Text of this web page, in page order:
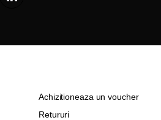
Achizitioneaza un voucher
Retururi